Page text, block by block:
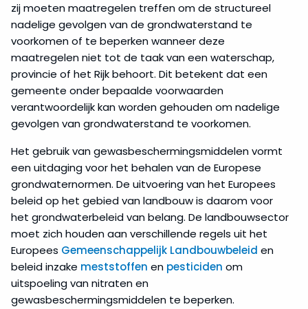
zij moeten maatregelen treffen om de structureel
nadelige gevolgen van de grondwaterstand te
voorkomen of te beperken wanneer deze
maatregelen niet tot de taak van een waterschap,
provincie of het Rijk behoort. Dit betekent dat een
gemeente onder bepaalde voorwaarden
verantwoordelijk kan worden gehouden om nadelige
gevolgen van grondwaterstand te voorkomen.
Het gebruik van gewasbeschermingsmiddelen vormt
een uitdaging voor het behalen van de Europese
grondwaternormen. De uitvoering van het Europees
beleid op het gebied van landbouw is daarom voor
het grondwaterbeleid van belang. De landbouwsector
moet zich houden aan verschillende regels uit het
Europees Gemeenschappelijk Landbouwbeleid en
beleid inzake meststoffen en pesticiden om
uitspoeling van nitraten en
gewasbeschermingsmiddelen te beperken.